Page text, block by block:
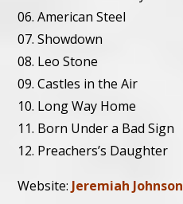
06. American Steel
07. Showdown
08. Leo Stone
09. Castles in the Air
10. Long Way Home
11. Born Under a Bad Sign
12. Preachers’s Daughter
Website: Jeremiah Johnson